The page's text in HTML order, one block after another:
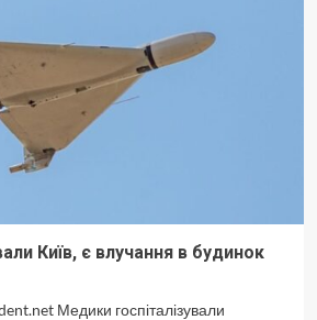
Київ, є влучання в будинок
Медики госпіталізували